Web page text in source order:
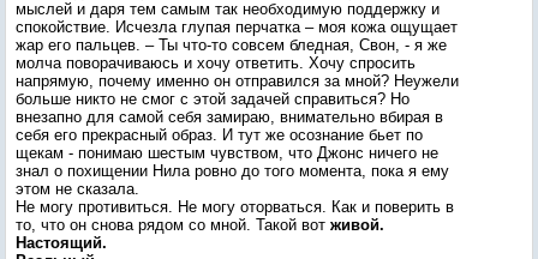
мыслей и даря тем самым так необходимую поддержку и
спокойствие. Исчезла глупая перчатка – моя кожа ощущает
жар его пальцев. – Ты что-то совсем бледная, Свон, - я же
молча поворачиваюсь и хочу ответить. Хочу спросить
напрямую, почему именно он отправился за мной? Неужели
больше никто не смог с этой задачей справиться? Но
внезапно для самой себя замираю, внимательно вбирая в
себя его прекрасный образ. И тут же осознание бьет по
щекам - понимаю шестым чувством, что Джонс ничего не
знал о похищении Нила ровно до того момента, пока я ему
этом не сказала.
Не могу противиться. Не могу оторваться. Как и поверить в
то, что он снова рядом со мной. Такой вот живой.
Настоящий.